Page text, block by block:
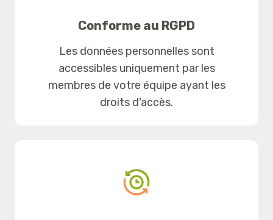
Conforme au RGPD
Les données personnelles sont
accessibles uniquement par les
membres de votre équipe ayant les
droits d'accès.